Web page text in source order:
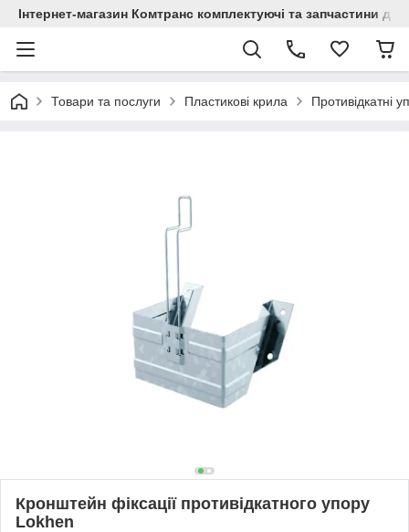
Інтернет-магазин Комтранс комплектуючі та запчастини
Товари та послуги Пластикові крила Противідкатні
Кронштейн фіксації противідкатного упору
Lokhen